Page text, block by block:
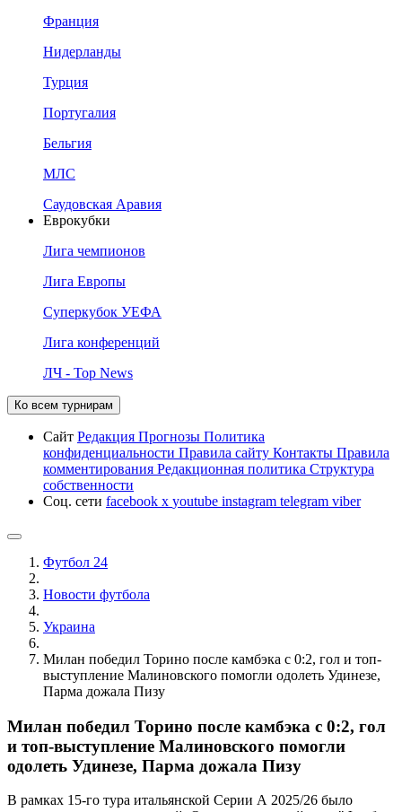
Франция
Нидерланды
Турция
Португалия
Бельгия
МЛС
Саудовская Аравия
Еврокубки
Лига чемпионов
Лига Европы
Суперкубок УЕФА
Лига конференций
ЛЧ - Top News
Ко всем турнирам
Сайт Редакция Прогнозы Политика
конфиденциальности Правила сайту Контакты Правила
комментирования Редакционная политика Структура
собственности
Соц. сети facebook x youtube instagram telegram viber
Футбол 24
Новости футбола
Украина
Милан победил Торино после камбэка с 0:2, гол и топ-
выступление Малиновского помогли одолеть Удинезе,
Парма дожала Пизу
Милан победил Торино после камбэка с 0:2, гол
и топ-выступление Малиновского помогли
одолеть Удинезе, Парма дожала Пизу
В рамках 15-го тура итальянской Серии А 2025/26 было